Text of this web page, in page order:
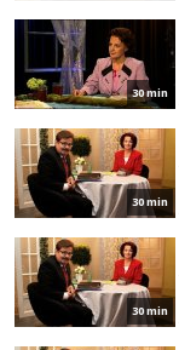
30 min
30 min
30 min